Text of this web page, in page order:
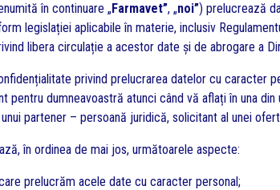
în continuare „Farmavet”, „noi”) prelucrează
legislației aplicabile în materie, inclusiv
libera circulație a acestor date și de abrogare a
privind prelucrarea datelor cu caracter
pentru dumneavoastră atunci când vă aflați în una
partener – persoană juridică, solicitant al unei
în ordinea de mai jos, următoarele aspecte:
prelucrăm acele date cu caracter personal;